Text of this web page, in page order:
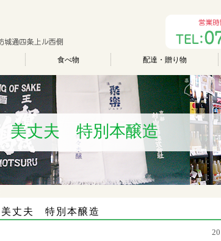
食べ物 配達・贈り物
美丈夫 特別本醸造
美丈夫 特別本醸造